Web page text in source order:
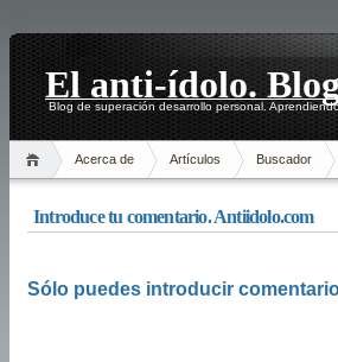
El anti-ídolo.
Blog de superación desarrollo personal.
Acerca de Artículos Buscador
Introduce tu comentario. Antiidolo.com
Sólo puedes introducir